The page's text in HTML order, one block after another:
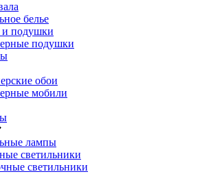
белье
и подушки
подушки
обои
мобили
лампы
светильники
светильники